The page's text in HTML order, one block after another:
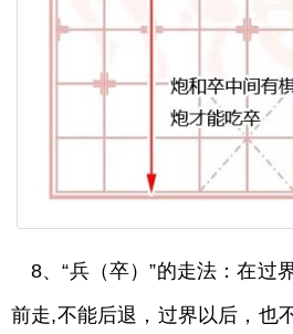
8、“兵（卒）”的走法：在过
前走,不能后退，过界以后，也